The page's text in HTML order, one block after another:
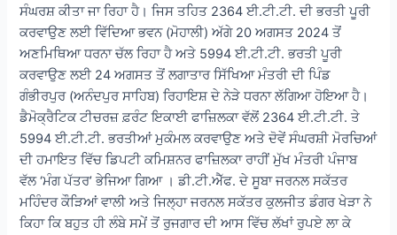
ਸੰਘਰਸ਼ ਕੀਤਾ ਜਾ ਰਿਹਾ ਹੈ। ਜਿਸ ਤਹਿਤ 2364 ਈ.ਟੀ.ਟੀ. ਦੀ ਭਰਤੀ ਪੂਰੀ
ਕਰਵਾਉਣ ਲਈ ਵਿੱਦਿਆ ਭਵਨ (ਮੋਹਾਲੀ) ਅੱਗੇ 20 ਅਗਸਤ 2024 ਤੋਂ
ਅਣਮਿਥਿਆ ਧਰਨਾ ਚੱਲ ਰਿਹਾ ਹੈ ਅਤੇ 5994 ਈ.ਟੀ.ਟੀ. ਭਰਤੀ ਪੂਰੀ
ਕਰਵਾਉਣ ਲਈ 24 ਅਗਸਤ ਤੋਂ ਲਗਾਤਾਰ ਸਿੱਖਿਆ ਮੰਤਰੀ ਦੀ ਪਿੰਡ
ਗੰਭੀਰਪੁਰ (ਅਨੰਦਪੁਰ ਸਾਹਿਬ) ਰਿਹਾਇਸ਼ ਦੇ ਨੇੜੇ ਧਰਨਾ ਲੱਗਿਆ ਹੋਇਆ ਹੈ।
ਡੈਮੋਕ੍ਰੈਟਿਕ ਟੀਚਰਜ਼ ਫ਼ਰੰਟ ਇਕਾਈ ਫਾਜ਼ਿਲਕਾ ਵੱਲੋਂ 2364 ਈ.ਟੀ.ਟੀ. ਤੇ
5994 ਈ.ਟੀ.ਟੀ. ਭਰਤੀਆਂ ਮੁਕੰਮਲ ਕਰਵਾਉਣ ਅਤੇ ਦੋਵੇਂ ਸੰਘਰਸ਼ੀ ਮੋਰਚਿਆਂ
ਦੀ ਹਮਾਇਤ ਵਿੱਚ ਡਿਪਟੀ ਕਮਿਸ਼ਨਰ ਫਾਜ਼ਿਲਕਾ ਰਾਹੀਂ ਮੁੱਖ ਮੰਤਰੀ ਪੰਜਾਬ
ਵੱਲ ‘ਮੰਗ ਪੱਤਰ’ ਭੇਜਿਆ ਗਿਆ । ਡੀ.ਟੀ.ਐੱਫ. ਦੇ ਸੂਬਾ ਜਰਨਲ ਸਕੱਤਰ
ਮਹਿੰਦਰ ਕੌੜਿਆਂ ਵਾਲੀ ਅਤੇ ਜਿਲ੍ਹਾ ਜਰਨਲ ਸਕੱਤਰ ਕੁਲਜੀਤ ਡੰਗਰ ਖੇੜਾ ਨੇ
ਕਿਹਾ ਕਿ ਬਹੁਤ ਹੀ ਲੰਬੇ ਸਮੇਂ ਤੋਂ ਰੁਜਗਾਰ ਦੀ ਆਸ ਵਿੱਚ ਲੱਖਾਂ ਰੁਪਏ ਲਾ ਕੇ